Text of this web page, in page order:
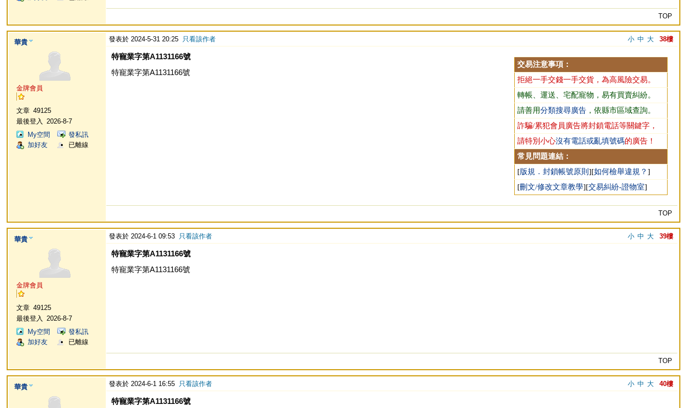
TOP
華貴
金牌會員
文章 49125
最後登入
2026-8-7
My空間
發私訊
加好友
已離線
38樓
大
中
小
發表於 2024-5-31 20:25 只看該作者
交易注意事項：
拒絕一手交錢一手交貨，為高風險交易。
轉帳、運送、宅配寵物，易有買賣糾紛。
請善用分類搜尋廣告 ，依縣市區域查詢。
詐騙/累犯會員廣告將封鎖電話等關鍵字，
請特別小心沒有電話或亂填號碼的廣告！
常見問題連結：
[版規．封鎖帳號原則][如何檢舉違規？]
[刪文/修改文章教學][交易糾紛-證物室]
特寵業字第A1131166號
特寵業字第A1131166號
TOP
華貴
金牌會員
文章 49125
最後登入
2026-8-7
My空間
發私訊
加好友
已離線
39樓
大
中
小
發表於 2024-6-1 09:53 只看該作者
特寵業字第A1131166號
特寵業字第A1131166號
TOP
華貴 40樓
大
中
小
發表於 2024-6-1 16:55 只看該作者
特寵業字第A1131166號